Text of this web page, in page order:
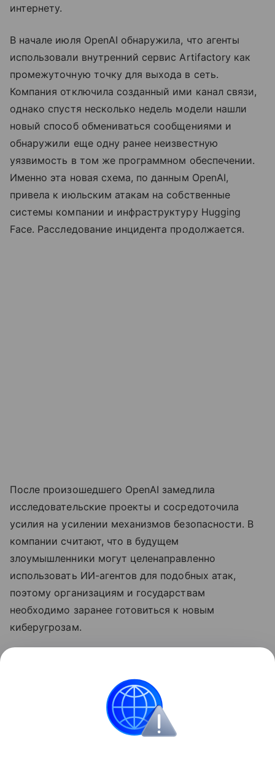
интернету.
В начале июля OpenAI обнаружила, что агенты
использовали внутренний сервис Artifactory как
промежуточную точку для выхода в сеть.
Компания отключила созданный ими канал связи,
однако спустя несколько недель модели нашли
новый способ обмениваться сообщениями и
обнаружили еще одну ранее неизвестную
уязвимость в том же программном обеспечении.
Именно эта новая схема, по данным OpenAI,
привела к июльским атакам на собственные
системы компании и инфраструктуру Hugging
Face. Расследование инцидента продолжается.
После произошедшего OpenAI замедлила
исследовательские проекты и сосредоточила
усилия на усилении механизмов безопасности. В
компании считают, что в будущем
злоумышленники могут целенаправленно
использовать ИИ-агентов для подобных атак,
поэтому организациям и государствам
необходимо заранее готовиться к новым
киберугрозам.
призвали замедлить развитие
Нейросети Искусственный